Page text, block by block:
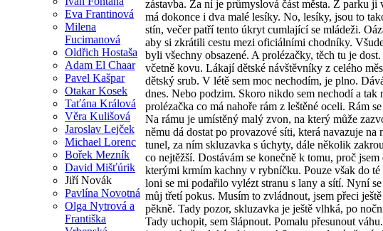
Eva Frantinová
Milena
Fucimanová
Oldřich Hostaša
Adam El Chaar
Pavel Kašpar
Otakar Kosek
Taťána Králová
Věra Kulišová
Jaroslav Lejček
Michael Lorenc
Bořek Mezník
David Mišťúrik
Jiří Novák
Pavlína Novotná
Olga Nytrová a
Františka
zástavba. Za ní je průmyslová část města. Z parku
má dokonce i dva malé lesíky. No, lesíky, jsou to
stín, večer patří tento úkryt cumlající se mládeži.
aby si zkrátili cestu mezi oficiálními chodníky.
byli všechny obsazené. A prolézačky, těch tu je
včetně kovu. Lákají dětské návštěvníky z celého
dětský srub. V létě sem moc nechodím, je plno.
dnes. Nebo podzim. Skoro nikdo sem nechodí a
prolézačka co má nahoře rám z leštěné oceli. Rám
Na rámu je umístěný malý zvon, na který může
němu dá dostat po provazové síti, která navazuje
tunel, za ním skluzavka s úchyty, dále několik
co nejtěžší. Dostávám se konečně k tomu, proč
kterými krmím kachny v rybníčku. Pouze však do
loni se mi podařilo vylézt stranu s lany a sítí. Nyní
můj třetí pokus. Musím to zvládnout, jsem přeci
pěkně. Tady pozor, skluzavka je ještě vlhká, po
Tady uchopit, sem šlápnout. Pomalu přesunout